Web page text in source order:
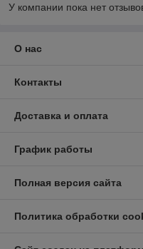
У компании пока нет
О нас
Контакты
Доставка и оплата
График работы
Полная версия сайта
Политика обработки